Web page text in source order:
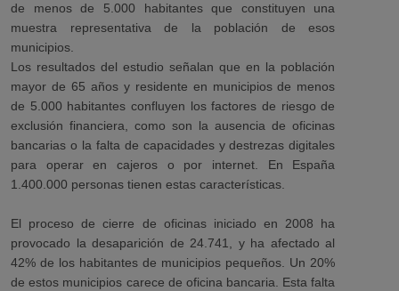
de menos de 5.000 habitantes que constituyen una
muestra representativa de la población de esos
municipios.
Los resultados del estudio señalan que en la población
mayor de 65 años y residente en municipios de menos
de 5.000 habitantes confluyen los factores de riesgo de
exclusión financiera, como son la ausencia de oficinas
bancarias o la falta de capacidades y destrezas digitales
para operar en cajeros o por internet. En España
1.400.000 personas tienen estas características.
El proceso de cierre de oficinas iniciado en 2008 ha
provocado la desaparición de 24.741, y ha afectado al
42% de los habitantes de municipios pequeños. Un 20%
de estos municipios carece de oficina bancaria. Esta falta